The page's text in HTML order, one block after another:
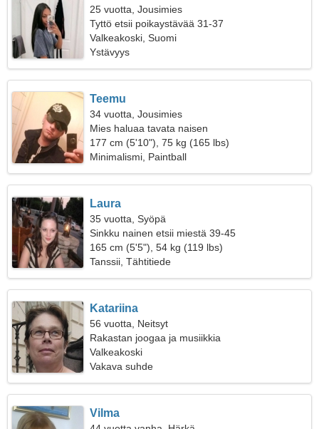
25 vuotta, Jousimies
Tyttö etsii poikaystävää 31-37
Valkeakoski, Suomi
Ystävyys
Teemu
34 vuotta, Jousimies
Mies haluaa tavata naisen
177 cm (5'10"), 75 kg (165 lbs)
Minimalismi, Paintball
Laura
35 vuotta, Syöpä
Sinkku nainen etsii miestä 39-45
165 cm (5'5"), 54 kg (119 lbs)
Tanssii, Tähtitiede
Katariina
56 vuotta, Neitsyt
Rakastan joogaa ja musiikkia
Valkeakoski
Vakava suhde
Vilma